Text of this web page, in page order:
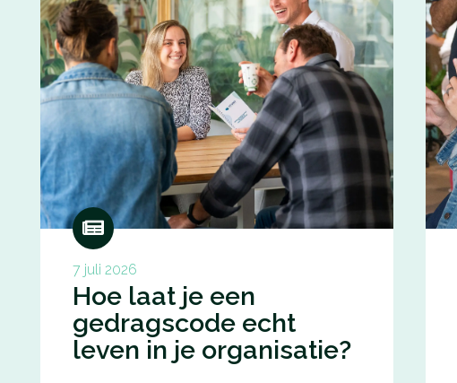
7 juli 2026
Hoe laat je een
gedragscode echt
leven in je organisatie?